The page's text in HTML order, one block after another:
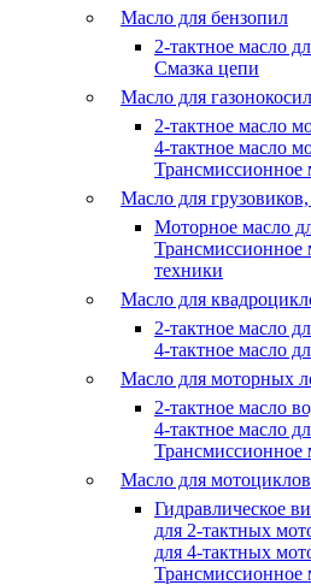
Масло для бензопил
2-тактное масло
Cмазка цепи
Масло для
2-тактное масло
4-тактное масло
Трансмиссионное
Масло для
Моторное масло
Трансмиссионное
техники
Масло для
2-тактное масло
4-тактное масло
Масло для моторных
2-тактное масло
4-тактное масло
Трансмиссионное
Масло для мотоциклов
Гидравлическое
для 2-тактных
для 4-тактных
Трансмиссионное